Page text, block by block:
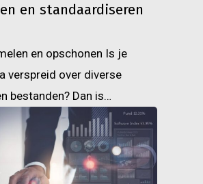
en standaardiseren
en opschonen Is je
verspreid over diverse
bestanden? Dan is…